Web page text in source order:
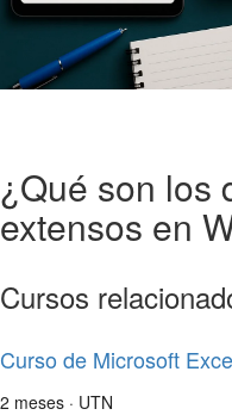
¿Qué son los
extensos en
Cursos
Curso de Microsoft
2 meses · UTN